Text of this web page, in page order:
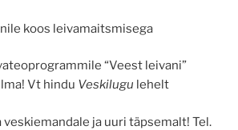
koos leivamaitsmisega
“Veest leivani”
Vt hindu Veskilugu lehelt
ja uuri täpsemalt! Tel.